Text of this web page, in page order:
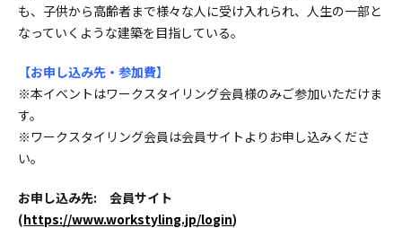
も、子供から高齢者まで様々な人に受け入れられ、人生の一部と
なっていくような建築を目指している。
【お申し込み先・参加費】
※本イベントはワークスタイリング会員様のみご参加いただけま
す。
※ワークスタイリング会員は会員サイトよりお申し込みくださ
い。
お申し込み先: 会員サイト
(https://www.workstyling.jp/login)